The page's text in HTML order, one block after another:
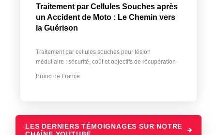
Traitement par Cellules Souches après
un Accident de Moto : Le Chemin vers
la Guérison
Traitement par cellules souches pour lésion
médullaire : sécurité, coût et objectifs de récupération
Bruno de France
LES DERNIERS TÉMOIGNAGES SUR NOTRE